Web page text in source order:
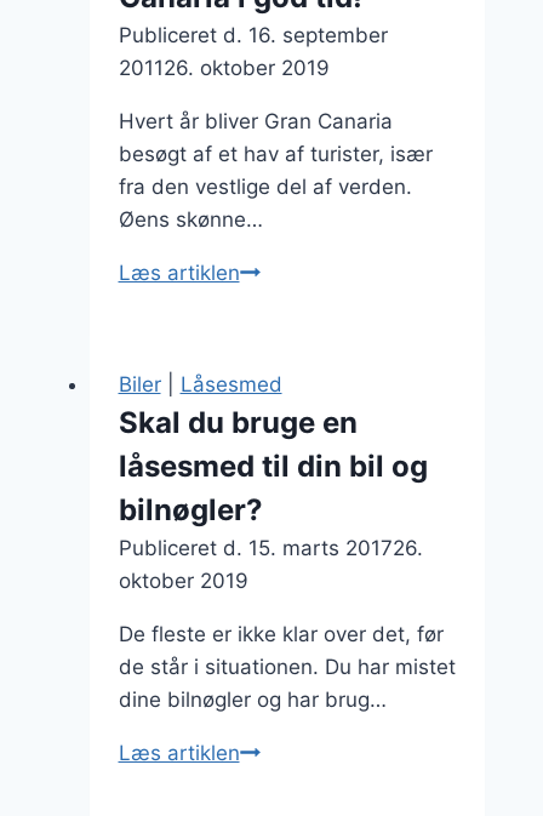
Publiceret d. 16. september
201126. oktober 2019
Hvert år bliver Gran Canaria
besøgt af et hav af turister, især
fra den vestlige del af verden.
Øens skønne…
Læs artiklenSkal
Book
nu
jeres
billeje
i
god
tid!
Biler| Låsesmed
Skal du bruge en
låsesmed til din bil og
bilnøgler?
Publiceret d. 15. marts 201726.
oktober 2019
De fleste er ikke klar over det, før
de står i situationen. Du har mistet
dine bilnøgler og har brug…
Læs artiklenSkal